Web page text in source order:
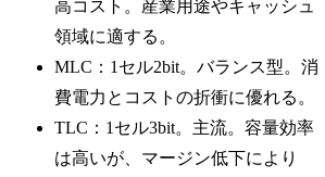
高コスト。産業用途やキャッシュ
領域に適する。
MLC：1セル2bit。バランス型。消
費電力とコストの折衝に優れる。
TLC：1セル3bit。主流。容量効率
は高いが、マージン低下により